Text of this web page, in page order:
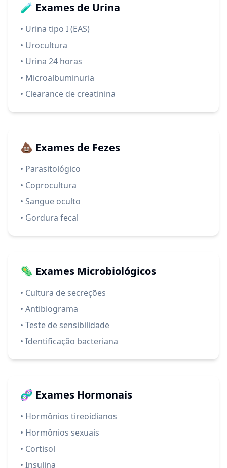
🧪 Exames de Urina
• Urina tipo I (EAS)
• Urocultura
• Urina 24 horas
• Microalbuminuria
• Clearance de creatinina
💩 Exames de Fezes
• Parasitológico
• Coprocultura
• Sangue oculto
• Gordura fecal
🦠 Exames Microbiológicos
• Cultura de secreções
• Antibiograma
• Teste de sensibilidade
• Identificação bacteriana
🧬 Exames Hormonais
• Hormônios tireoidianos
• Hormônios sexuais
• Cortisol
• Insulina